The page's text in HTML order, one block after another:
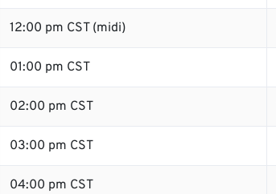
12:00 pm CST (midi)
01:00 pm CST
02:00 pm CST
03:00 pm CST
04:00 pm CST